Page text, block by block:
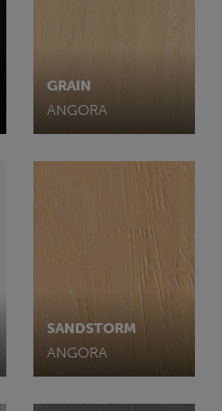
GRAIN
ANGORA
SANDSTORM
ANGORA